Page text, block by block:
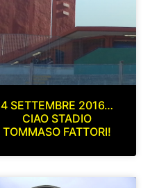
4 SETTEMBRE 2016…
CIAO STADIO
TOMMASO FATTORI!